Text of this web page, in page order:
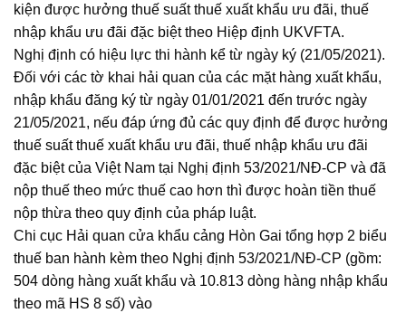
kiện được hưởng thuế suất thuế xuất khẩu ưu đãi, thuế
nhập khẩu ưu đãi đặc biệt theo Hiệp định UKVFTA.
Nghị định có hiệu lực thi hành kể từ ngày ký (21/05/2021).
Đối với các tờ khai hải quan của các mặt hàng xuất khẩu,
nhập khẩu đăng ký từ ngày 01/01/2021 đến trước ngày
21/05/2021, nếu đáp ứng đủ các quy định để được hưởng
thuế suất thuế xuất khẩu ưu đãi, thuế nhập khẩu ưu đãi
đặc biệt của Việt Nam tại Nghị định 53/2021/NĐ-CP và đã
nộp thuế theo mức thuế cao hơn thì được hoàn tiền thuế
nộp thừa theo quy định của pháp luật.
Chi cục Hải quan cửa khẩu cảng Hòn Gai tổng hợp 2 biểu
thuế ban hành kèm theo Nghị định 53/2021/NĐ-CP (gồm:
504 dòng hàng xuất khẩu và 10.813 dòng hàng nhập khẩu
theo mã HS 8 số) vào